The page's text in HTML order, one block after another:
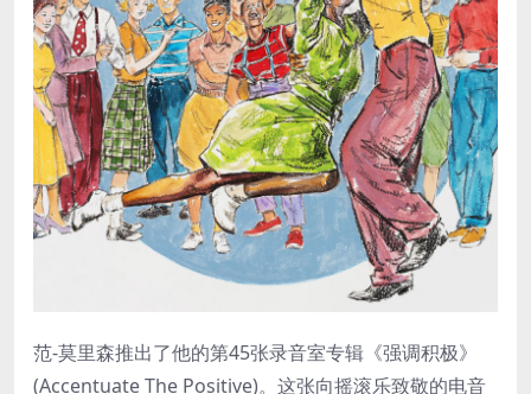
范-莫里森推出了他的第45张录音室专辑《强调积极》
(Accentuate The Positive)。这张向摇滚乐致敬的电音